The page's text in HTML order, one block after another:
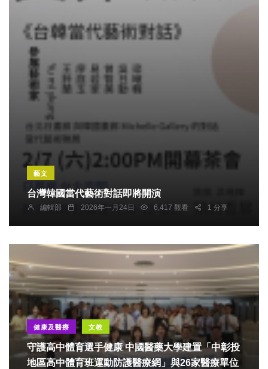
藝文
台灣韓國當代藝術對話即將開演
編輯部 2026年一月24日 6,417 觀看 1 分享
健康及醫療 文教
守護高中體育選手健康 中國醫藥大學建置「中彰投
地區高中體育班運動防護醫療網」與26家醫療單位